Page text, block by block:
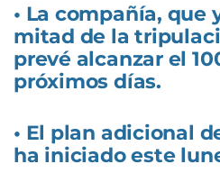
• La compañía, que
mitad de la
prevé alcanzar el
próximos días.
• El plan adicional
ha iniciado este